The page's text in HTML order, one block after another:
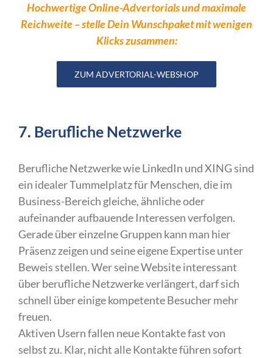
Hochwertige Online-Advertorials und maximale
Reichweite – stelle Dein Wunschpaket mit wenigen
Klicks zusammen:
ZUM ADVERTORIAL-WEBSHOP
7. Berufliche Netzwerke
Berufliche Netzwerke wie LinkedIn und XING sind
ein idealer Tummelplatz für Menschen, die im
Business-Bereich gleiche, ähnliche oder
aufeinander aufbauende Interessen verfolgen.
Gerade über einzelne Gruppen kann man hier
Präsenz zeigen und seine eigene Expertise unter
Beweis stellen. Wer seine Website interessant
über berufliche Netzwerke verlängert, darf sich
schnell über einige kompetente Besucher mehr
freuen.
Aktiven Usern fallen neue Kontakte fast von
selbst zu. Klar, nicht alle Kontakte führen sofort